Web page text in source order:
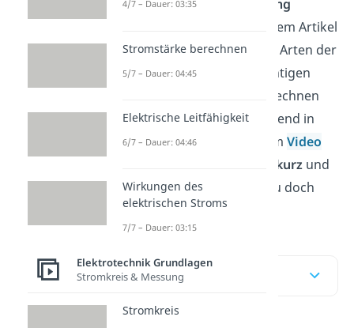
oder auchParallelschaltung
eingesetzt werden. In diesem Artikel
erklären wir dir diese zwei Arten der
Schaltung, stellen alle wichtigen
Formeln dazu auf und berechnen
die Widerstände anschließend in
einemBeispiel . In unserem Video
kurzund
einfach wie möglich. Schau doch
mal rein.
Inhaltsübersicht
4/7 – Dauer: 03:35
Stromstärke berechnen
5/7 – Dauer: 04:45
Elektrische Leitfähigkeit
6/7 – Dauer: 04:46
Wirkungen des
elektrischen Stroms
7/7 – Dauer: 03:15
Elektrotechnik Grundlagen
Stromkreis & Messung
Stromkreis